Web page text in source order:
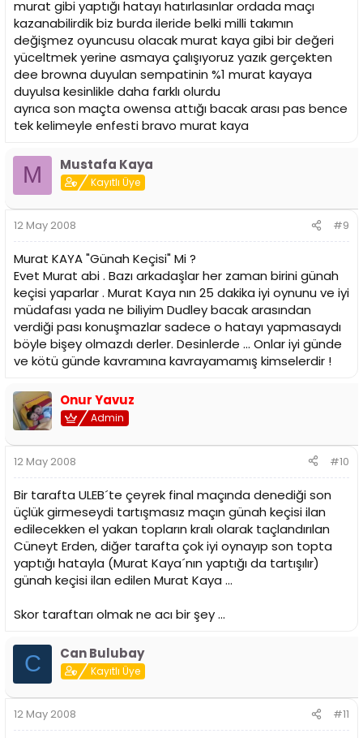
murat gibi yaptığı hatayı hatırlasınlar ordada maçı
kazanabilirdik biz burda ileride belki milli takımın
değişmez oyuncusu olacak murat kaya gibi bir değeri
yüceltmek yerine asmaya çalışıyoruz yazık gerçekten
dee browna duyulan sempatinin %1 murat kayaya
duyulsa kesinlikle daha farklı olurdu
ayrıca son maçta owensa attığı bacak arası pas bence
tek kelimeyle enfesti bravo murat kaya
M Mustafa Kaya
Kayıtlı Üye
12 May 2008 #9
Murat KAYA "Günah Keçisi" Mi ?
Evet Murat abi . Bazı arkadaşlar her zaman birini günah
keçisi yaparlar . Murat Kaya nın 25 dakika iyi oynunu ve iyi
müdafası yada ne biliyim Dudley bacak arasından
verdiği pası konuşmazlar sadece o hatayı yapmasaydı
böyle bişey olmazdı derler. Desinlerde ... Onlar iyi günde
ve kötü günde kavramına kavrayamamış kimselerdir !
Onur Yavuz
Admin
12 May 2008 #10
Bir tarafta ULEB´te çeyrek final maçında denediği son
üçlük girmeseydi tartışmasız maçın günah keçisi ilan
edilecekken el yakan topların kralı olarak taçlandırılan
Cüneyt Erden, diğer tarafta çok iyi oynayıp son topta
yaptığı hatayla (Murat Kaya´nın yaptığı da tartışılır)
günah keçisi ilan edilen Murat Kaya ...
Skor taraftarı olmak ne acı bir şey ...
C Can Bulubay
Kayıtlı Üye
12 May 2008 #11